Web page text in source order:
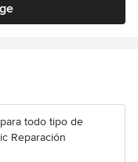
todo tipo de
Reparación